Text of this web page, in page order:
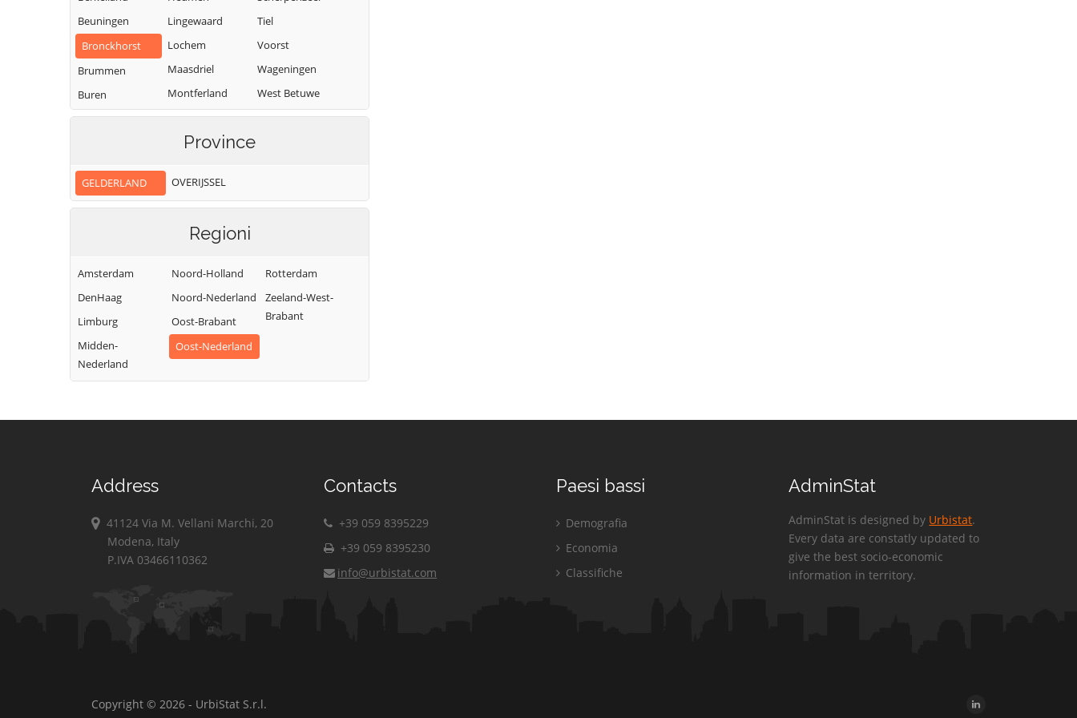
Beuningen
Bronckhorst
Brummen
Buren
Culemborg
Druten
Lingewaard
Lochem
Maasdriel
Montferland
Neder-Betuwe
Nijkerk
Nunspeet
Oost Gelre
Tiel
Voorst
Wageningen
West Betuwe
West Maas en
Winterswijk
Zutphen
Province
GELDERLAND OVERIJSSEL
Regioni
Amsterdam
DenHaag
Limburg
Midden-
Nederland
Noord-Holland
Noord-Nederland
Oost-Brabant
Oost-Nederland
Rotterdam
Zeeland-West-
Brabant
Address
41124 Via M. Vellani Marchi, 20
Modena, Italy
P.IVA 03466110362
Contacts
+39 059 8395229
+39 059 8395230
info@urbistat.com
Paesi bassi
Demografia
Economia
Classifiche
AdminStat
AdminStat is designed by Urbistat.
Every data are constatly updated to
give the best socio-economic
information in territory.
Copyright © 2026 - UrbiStat S.r.l.